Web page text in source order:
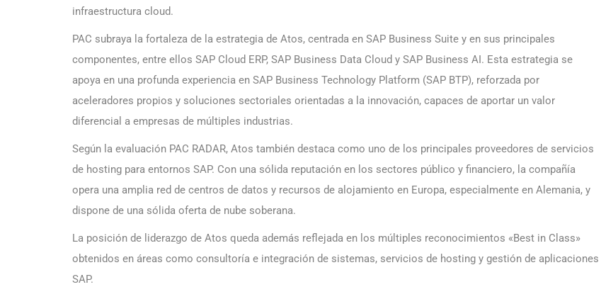
infraestructura cloud.
PAC subraya la fortaleza de la estrategia de Atos, centrada en SAP Business Suite y en sus principales
componentes, entre ellos SAP Cloud ERP, SAP Business Data Cloud y SAP Business AI. Esta estrategia se
apoya en una profunda experiencia en SAP Business Technology Platform (SAP BTP), reforzada por
aceleradores propios y soluciones sectoriales orientadas a la innovación, capaces de aportar un valor
diferencial a empresas de múltiples industrias.
Según la evaluación PAC RADAR, Atos también destaca como uno de los principales proveedores de servicios
de hosting para entornos SAP. Con una sólida reputación en los sectores público y financiero, la compañía
opera una amplia red de centros de datos y recursos de alojamiento en Europa, especialmente en Alemania, y
dispone de una sólida oferta de nube soberana.
La posición de liderazgo de Atos queda además reflejada en los múltiples reconocimientos «Best in Class»
obtenidos en áreas como consultoría e integración de sistemas, servicios de hosting y gestión de aplicaciones
SAP.